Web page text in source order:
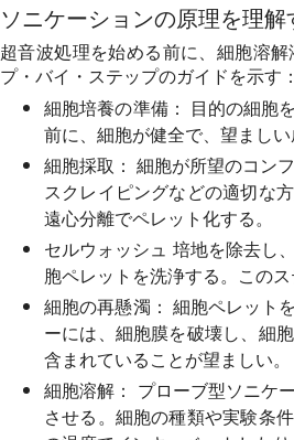
ソニケーションの原理を理解
超音波処理を始める前に、細胞溶
プ・バイ・ステップのガイドを示す：
細胞培養の準備： 目的の細胞
前に、細胞が健全で、望まし
細胞採取： 細胞が所望のコン
スクレイピングなどの適切な
遠心分離でペレット化する。
セルウォッシュ 培地を除去し
胞ペレットを洗浄する。この
細胞の再懸濁： 細胞ペレット
ーには、細胞膜を破壊し、細
含まれていることが望ましい。
細胞溶解： プローブ型ソニケ
させる。細胞の種類や実験条